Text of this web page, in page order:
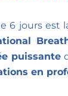
6 jours est
puissante
en